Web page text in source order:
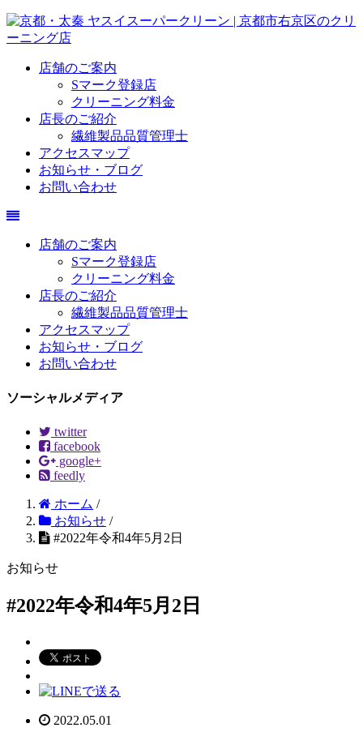
店舗のご案内
Sマーク登録店
クリーニング料金
店長のご紹介
繊維製品品質管理士
アクセスマップ
お知らせ・ブログ
お問い合わせ
店舗のご案内
Sマーク登録店
クリーニング料金
店長のご紹介
繊維製品品質管理士
アクセスマップ
お知らせ・ブログ
お問い合わせ
ソーシャルメディア
twitter
facebook
google+
feedly
ホーム /
お知らせ /
#2022年令和4年5月2日
お知らせ
#2022年令和4年5月2日
2022.05.01